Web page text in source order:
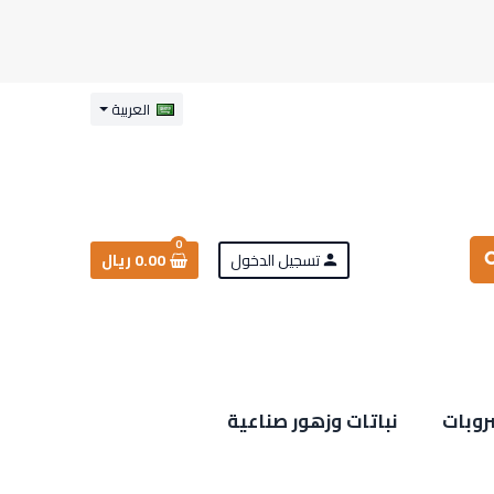
العربية
person تسجيل الدخول
0
0.00 ريال
نباتات وزهور صناعية